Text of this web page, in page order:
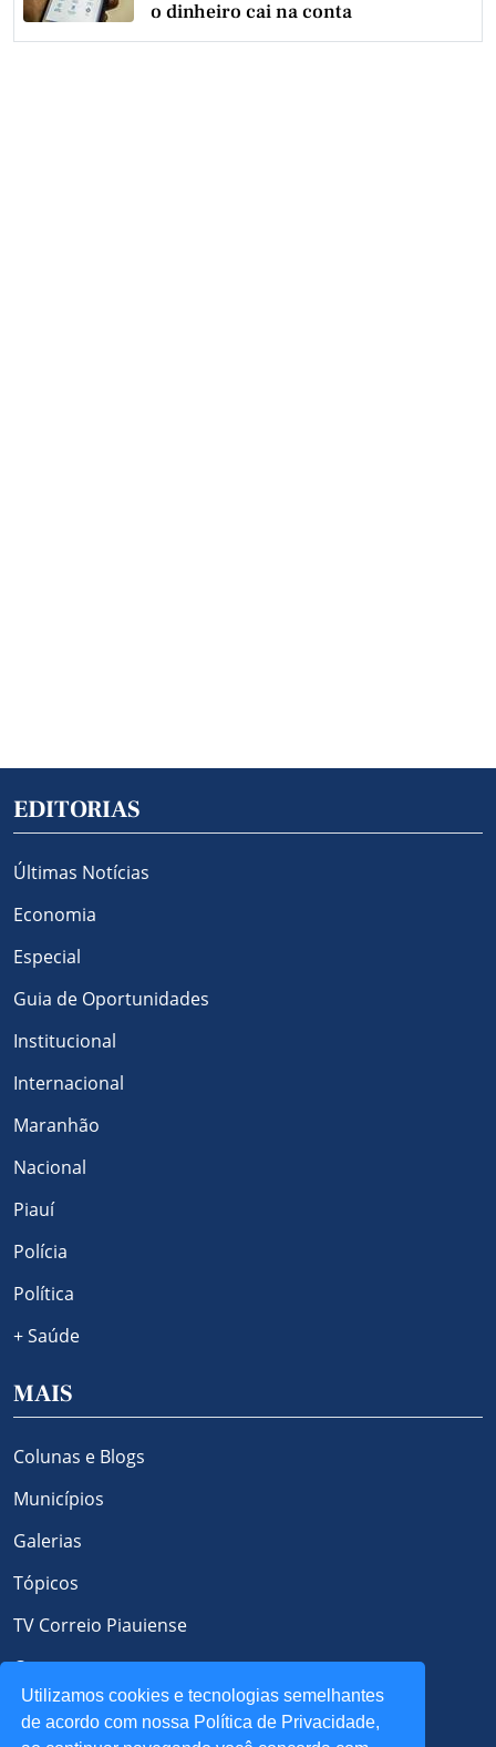
Utilizamos cookies e tecnologias semelhantes
de acordo com nossa Política de Privacidade,
o dinheiro cai na conta
EDITORIAS
Últimas Notícias
Economia
Especial
Guia de Oportunidades
Institucional
Internacional
Maranhão
Nacional
Piauí
Polícia
Política
+ Saúde
MAIS
Colunas e Blogs
Municípios
Galerias
Tópicos
TV Correio Piauiense
Contato
Política de Privacidade e Cookies